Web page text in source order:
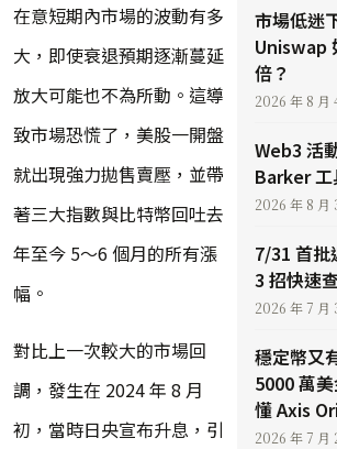
在意短期內市場的波動有多
大，即使衰退預期逐漸蔓延
放大可能也不為所動。這導
致市場恐慌了，美股一開盤
就出現強力拋售賣壓，並帶
著三大指數與比特幣回吐去
年至今 5～6 個月的所有漲
幅。
對比上一次較大的市場回
調，發生在 2024 年 8 月
初，當時日央宣布升息，引
市場低迷
Uniswap
倍？
2026 年 8 月
Web3 活
Barker 工
2026 年 8 月
7/31 首批
3 招快速
2026 年 7 月
穩定幣又
5000 萬
懂 Axis
2026 年 7 月